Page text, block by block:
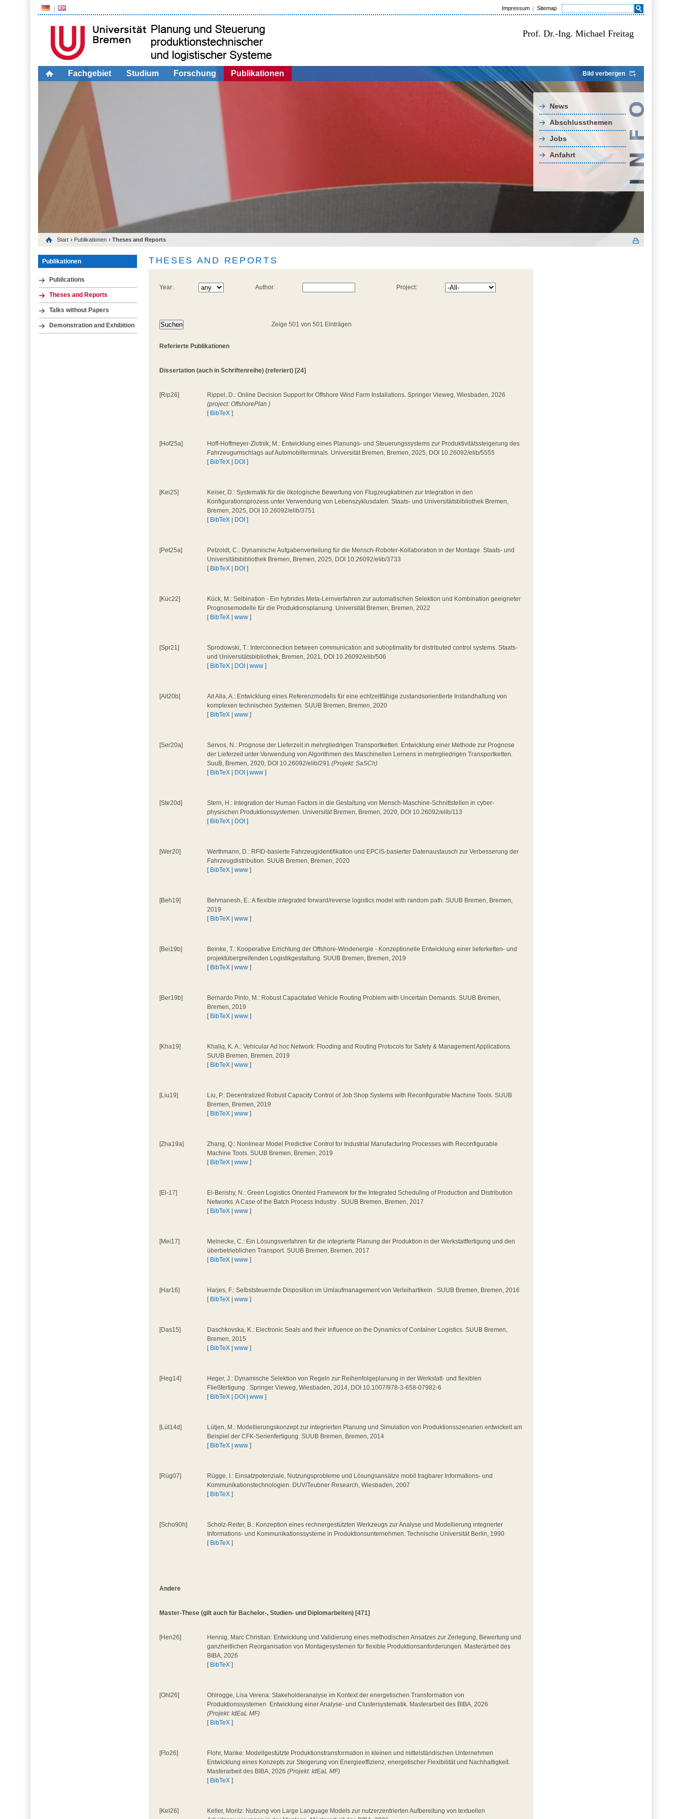
Impressum Sitemap
Prof. Dr.-Ing. Michael Freitag
Fachgebiet Studium Forschung Publikationen Bild verbergen
News
Abschlussthemen
Jobs
Anfahrt
Start › Publikationen › Theses and Reports
Publikationen
Publications
Theses and Reports
Talks without Papers
Demonstration and Exhibition
THESES AND REPORTS
Year: Author: Project:
Zeige 501 von 501 Einträgen
Referierte Publikationen
Dissertation (auch in Schriftenreihe) (referiert) [24]
[Rip26]
Rippel, D.: Online Decision Support for Offshore Wind Farm Installations. Springer Vieweg, Wiesbaden, 2026
(project: OffshorePlan )
[ BibTeX ]
[Hof25a]
Hoff-Hoffmeyer-Zlotnik, M.: Entwicklung eines Planungs- und Steuerungssystems zur Produktivitätssteigerung des
Fahrzeugumschlags auf Automobilterminals. Universität Bremen, Bremen, 2025, DOI 10.26092/elib/5555
[ BibTeX DOI ]
[Kei25]
Keiser, D.: Systematik für die ökologische Bewertung von Flugzeugkabinen zur Integration in den
Konfigurationsprozess unter Verwendung von Lebenszyklusdaten. Staats- und Universitätsbibliothek Bremen,
Bremen, 2025, DOI 10.26092/elib/3751
[ BibTeX DOI ]
[Pet25a]
Petzoldt, C.: Dynamische Aufgabenverteilung für die Mensch-Roboter-Kollaboration in der Montage. Staats- und
Universitätsbibliothek Bremen, Bremen, 2025, DOI 10.26092/elib/3733
[ BibTeX DOI ]
[Küc22]
Kück, M.: Selbination - Ein hybrides Meta-Lernverfahren zur automatischen Selektion und Kombination geeigneter
Prognosemodelle für die Produktionsplanung. Universität Bremen, Bremen, 2022
[ BibTeX |www ]
[Spr21]
Sprodowski, T.: Interconnection between communication and suboptimality for distributed control systems. Staats-
und Universitätsbibliothek, Bremen, 2021, DOI 10.26092/elib/506
[ BibTeX DOI |www ]
[Ait20b]
Ait Alla, A.: Entwicklung eines Referenzmodells für eine echtzeitfähige zustandsorientierte Instandhaltung von
komplexen technischen Systemen. SUUB Bremen, Bremen, 2020
[ BibTeX |www ]
[Ser20a]
Servos, N.: Prognose der Lieferzeit in mehrgliedrigen Transportketten: Entwicklung einer Methode zur Prognose
der Lieferzeit unter Verwendung von Algorithmen des Maschinellen Lernens in mehrgliedrigen Transportketten.
SuuB, Bremen, 2020, DOI 10.26092/elib/291(Projekt: SaSCh)
[ BibTeX DOI |www ]
[Ste20d]
Stern, H.: Integration der Human Factors in die Gestaltung von Mensch-Maschine-Schnittstellen in cyber-
physischen Produktionssystemen. Universität Bremen, Bremen, 2020, DOI 10.26092/elib/113
[ BibTeX DOI ]
[Wer20]
Werthmann, D.: RFID-basierte Fahrzeugidentifikation und EPCIS-basierter Datenaustausch zur Verbesserung der
Fahrzeugdistribution. SUUB Bremen, Bremen, 2020
[ BibTeX |www ]
[Beh19]
Behmanesh, E.: A flexible integrated forward/reverse logistics model with random path. SUUB Bremen, Bremen,
2019
[ BibTeX |www ]
[Bei19b]
Beinke, T.: Kooperative Errichtung der Offshore-Windenergie - Konzeptionelle Entwicklung einer lieferketten- und
projektübergreifenden Logistikgestaltung. SUUB Bremen, Bremen, 2019
[ BibTeX |www ]
[Ber19b]
Bernardo Pinto, M.: Robust Capacitated Vehicle Routing Problem with Uncertain Demands. SUUB Bremen,
Bremen, 2019
[ BibTeX |www ]
[Kha19]
Khaliq, K. A.: Vehicular Ad hoc Network: Flooding and Routing Protocols for Safety & Management Applications.
SUUB Bremen, Bremen, 2019
[ BibTeX |www ]
[Liu19]
Liu, P.: Decentralized Robust Capacity Control of Job Shop Systems with Reconfigurable Machine Tools. SUUB
Bremen, Bremen, 2019
[ BibTeX |www ]
[Zha19a]
Zhang, Q.: Nonlinear Model Predictive Control for Industrial Manufacturing Processes with Reconfigurable
Machine Tools. SUUB Bremen, Bremen, 2019
[ BibTeX |www ]
[El-17]
El-Berishy, N.: Green Logistics Oriented Framework for the Integrated Scheduling of Production and Distribution
Networks  A Case of the Batch Process Industry . SUUB Bremen, Bremen, 2017
[ BibTeX |www ]
[Mei17]
Meinecke, C.: Ein Lösungsverfahren für die integrierte Planung der Produktion in der Werkstattfertigung und den
überbetrieblichen Transport. SUUB Bremen, Bremen, 2017
[ BibTeX |www ]
[Har16]
Harjes, F.: Selbststeuernde Disposition im Umlaufmanagement von Verleihartikeln . SUUB Bremen, Bremen, 2016
[ BibTeX |www ]
[Das15]
Daschkovska, K.: Electronic Seals and their Influence on the Dynamics of Container Logistics. SUUB Bremen,
Bremen, 2015
[ BibTeX |www ]
[Heg14]
Heger, J.: Dynamische Selektion von Regeln zur Reihenfolgeplanung in der Werkstatt- und flexiblen
Fließfertigung . Springer Vieweg, Wiesbaden, 2014, DOI 10.1007/978-3-658-07982-6
[ BibTeX DOI |www ]
[Lüt14d]
Lütjen, M.: Modellierungskonzept zur integrierten Planung und Simulation von Produktionsszenarien entwickelt am
Beispiel der CFK‐Serienfertigung. SUUB Bremen, Bremen, 2014
[ BibTeX |www ]
[Rüg07]
Rügge, I.: Einsatzpotenziale, Nutzungsprobleme und Lösungsansätze mobil tragbarer Informations- und
Kommunikationstechnologien. DUV/Teubner Research, Wiesbaden, 2007
[ BibTeX ]
[Scho90h]
Scholz-Reiter, B.: Konzeption eines rechnergestützten Werkzeugs zur Analyse und Modellierung integrierter
Informations- und Kommunikationssysteme in Produktionsunternehmen. Technische Universität Berlin, 1990
[ BibTeX ]
Andere
Master-These (gilt auch für Bachelor-, Studien- und Diplomarbeiten) [471]
[Hen26]
Hennig, Marc Christian: Entwicklung und Validierung eines methodischen Ansatzes zur Zerlegung, Bewertung und
ganzheitlichen Reorganisation von Montagesystemen für flexible Produktionsanforderungen. Masterarbeit des
BIBA, 2026
[ BibTeX ]
[Ohl26]
Ohlrogge, Lisa Verena: Stakeholderanalyse im Kontext der energetischen Transformation von
Produktionssystemen  Entwicklung einer Analyse- und Clustersystematik. Masterarbeit des BIBA, 2026
(Projekt: IdEaL MF)
[ BibTeX ]
[Flo26]
Flohr, Marike: Modellgestützte Produktionstransformation in kleinen und mittelständischen Unternehmen 
Entwicklung eines Konzepts zur Steigerung von Energieeffizienz, energetischer Flexibilität und Nachhaltigkeit.
Masterarbeit des BIBA, 2026(Projekt: IdEaL MF)
[ BibTeX ]
[Kel26]
Keller, Moritz: Nutzung von Large Language Models zur nutzerzentrierten Aufbereitung von textuellen